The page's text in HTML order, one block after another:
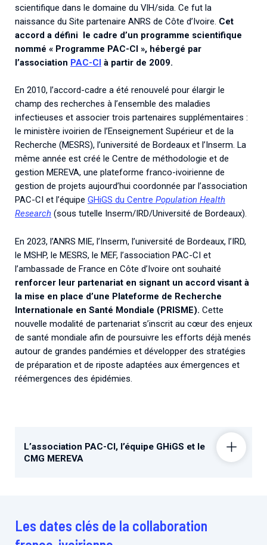
scientifique dans le domaine du VIH/sida. Ce fut la
naissance du Site partenaire ANRS de Côte d’Ivoire. Cet
accord a défini le cadre d’un programme scientifique
nommé « Programme PAC-CI », hébergé par
l’association PAC-CI à partir de 2009.
En 2010, l’accord-cadre a été renouvelé pour élargir le
champ des recherches à l’ensemble des maladies
infectieuses et associer trois partenaires supplémentaires :
le ministère ivoirien de l’Enseignement Supérieur et de la
Recherche (MESRS), l’université de Bordeaux et l’Inserm. La
même année est créé le Centre de méthodologie et de
gestion MEREVA, une plateforme franco-ivoirienne de
gestion de projets aujourd’hui coordonnée par l’association
PAC-CI et l’équipe GHiGS du Centre Population Health
Research (sous tutelle Inserm/IRD/Université de Bordeaux).
En 2023, l’ANRS MIE, l’Inserm, l’université de Bordeaux, l’IRD,
le MSHP, le MESRS, le MEF, l’association PAC-CI et
l’ambassade de France en Côte d’Ivoire ont souhaité
renforcer leur partenariat en signant un accord visant à
la mise en place d’une Plateforme de Recherche
Internationale en Santé Mondiale (PRISME). Cette
nouvelle modalité de partenariat s’inscrit au cœur des enjeux
de santé mondiale afin de poursuivre les efforts déjà menés
autour de grandes pandémies et développer des stratégies
de préparation et de riposte adaptées aux émergences et
réémergences des épidémies.
L’association PAC-CI, l’équipe GHiGS et le
CMG MEREVA
Les dates clés de la collaboration